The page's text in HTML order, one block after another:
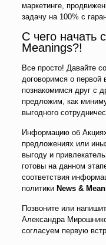
маркетинге,
задачу на 100% с
С чего начать
Meanings?!
Все просто! Давайте
договоримся о первой
познакомимся друг с
предложим, как
выгодного
Информацию об
предложениях или
выгоду и
готовы на данном
соответствия
политики News &
Позвоните или
Александра
согласуем первую